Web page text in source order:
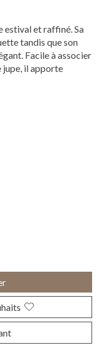
estival et raffiné. Sa
tandis que son
Facile à associer
jupe, il apporte